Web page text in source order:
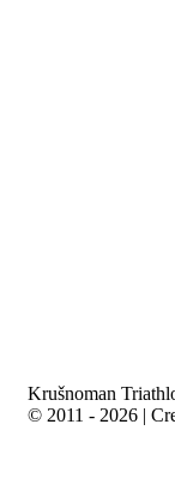
Krušnoman
© 2011 - 2026 |